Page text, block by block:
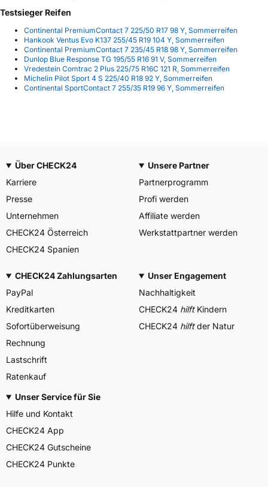
Testsieger Reifen
Continental PremiumContact 7 225/50 R17 98 Y, Sommerreifen
Hankook Ventus Evo K137 255/45 R19 104 Y, Sommerreifen
Continental PremiumContact 7 235/45 R18 98 Y, Sommerreifen
Dunlop Blue Response TG 195/55 R16 91 V, Sommerreifen
Vredestein Comtrac 2 Plus 225/75 R16C 121 R, Sommerreifen
Michelin Pilot Sport 4 S 225/40 R18 92 Y, Sommerreifen
Continental SportContact 7 255/35 R19 96 Y, Sommerreifen
Über CHECK24
Karriere
Presse
Unternehmen
CHECK24 Österreich
CHECK24 Spanien
Unsere Partner
Partnerprogramm
Profi werden
Affiliate werden
Werkstattpartner werden
CHECK24 Zahlungsarten
PayPal
Kreditkarten
Sofortüberweisung
Rechnung
Lastschrift
Ratenkauf
Unser Engagement
Nachhaltigkeit
CHECK24 hilftKindern
CHECK24 hilftder Natur
Unser Service für Sie
Hilfe und Kontakt
CHECK24 App
CHECK24 Gutscheine
CHECK24 Punkte